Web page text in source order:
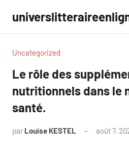
contenu
Uncategorized
Le rôle des
nutritionnels dans le
santé.
par Louise KESTEL août 7,